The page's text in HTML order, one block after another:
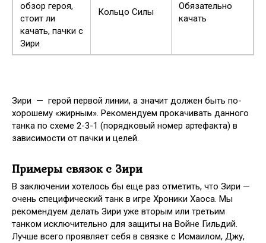
Кольцо Силы
Обязательно
качать
Зири — герой первой линии, а значит должен быть по-
хорошему «жирным». Рекомендуем прокачивать данного
танка по схеме 2-3-1 (порядковый номер артефакта) в
зависимости от пачки и целей.
Примеры связок с Зири
В заключении хотелось бы еще раз отметить, что Зири —
очень специфический танк в игре Хроники Хаоса. Мы
рекомендуем делать Зири уже вторым или третьим
танком исключительно для защиты на Войне Гильдий.
Лучше всего проявляет себя в связке с Исмаилом, Джу,